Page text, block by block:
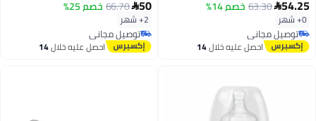
54.25
63.30خصم 14%
0+ شهر
توصيل مجاني
توصيل مجانياحصل عليه خلال14
50
66.70خصم 25%
2+ شهر
توصيل مجاني
توصيل مجانياحصل عليه خلال14